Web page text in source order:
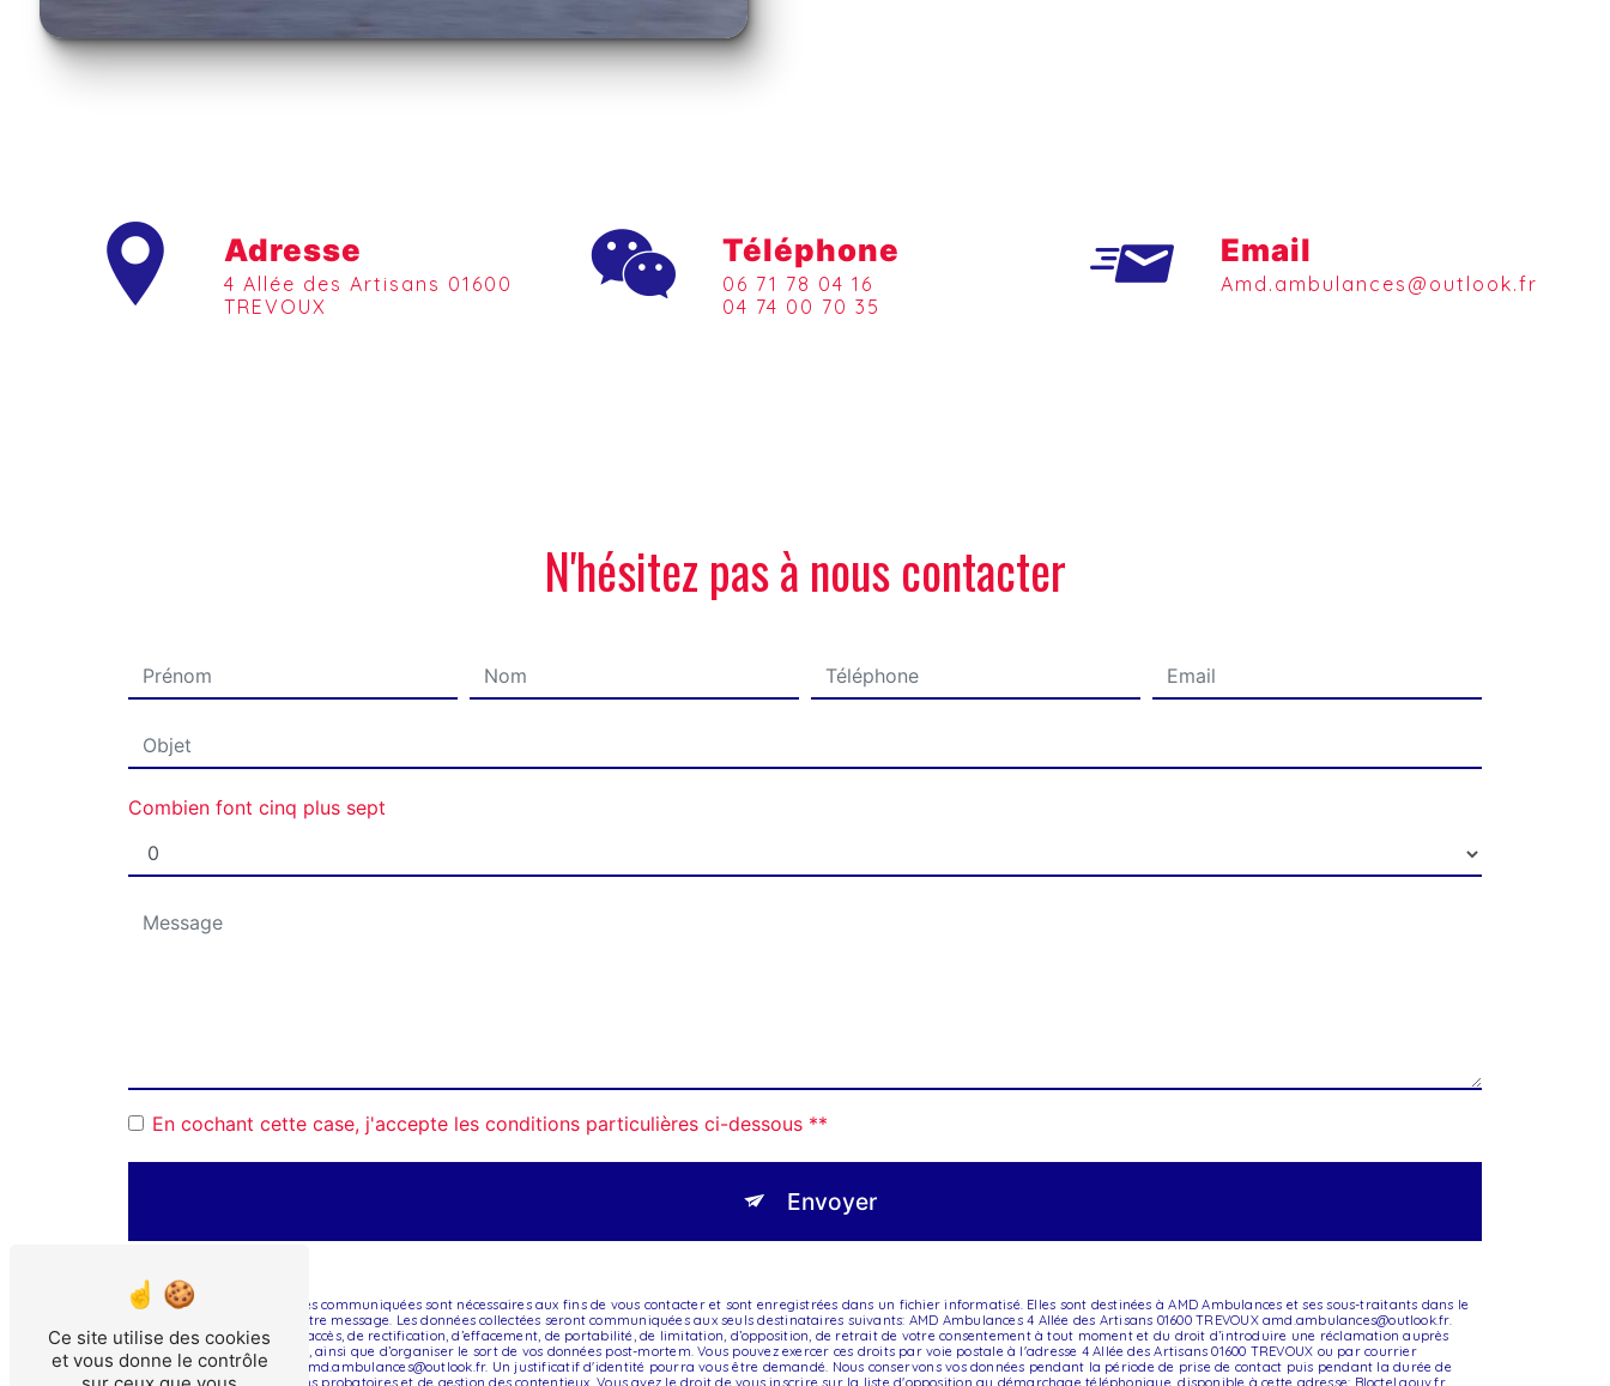
Adresse
4 Allée des Artisans 01600
TREVOUX
Téléphone
06 71 78 04 16
04 74 00 70 35
Email
amd.ambulances@outlook.fr
N'hésitez pas à nous contacter
Combien font cinq plus sept
En cochant cette case, j'accepte les conditions particulières ci-dessous **
Envoyer
** Les données personnelles communiquées sont nécessaires aux fins de vous contacter et sont enregistrées dans un fichier informatisé. Elles sont destinées à AMD Ambulances et ses sous-traitants dans le
seul but de répondre à votre message. Les données collectées seront communiquées aux seuls destinataires suivants: AMD Ambulances 4 Allée des Artisans 01600 TREVOUX amd.ambulances@outlook.fr.
Vous disposez de droits d’accès, de rectification, d’effacement, de portabilité, de limitation, d’opposition, de retrait de votre consentement à tout moment et du droit d’introduire une réclamation auprès
d’une autorité de contrôle, ainsi que d’organiser le sort de vos données post-mortem. Vous pouvez exercer ces droits par voie postale à l'adresse 4 Allée des Artisans 01600 TREVOUX ou par courrier
électronique à l'adresse amd.ambulances@outlook.fr. Un justificatif d'identité pourra vous être demandé. Nous conservons vos données pendant la période de prise de contact puis pendant la durée de
prescription légale aux fins probatoires et de gestion des contentieux. Vous avez le droit de vous inscrire sur la liste d'opposition au démarchage téléphonique, disponible à cette adresse:
Bloctel.gouv.fr.
Ce site utilise des cookies
et vous donne le contrôle